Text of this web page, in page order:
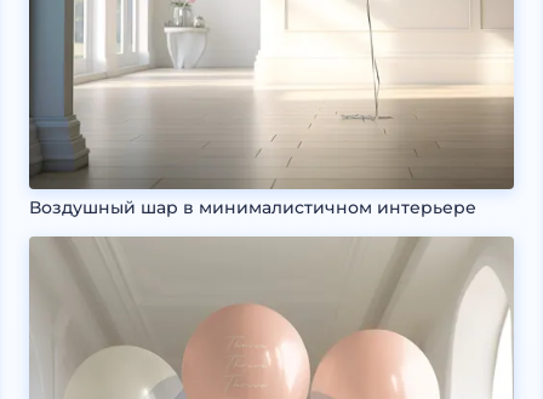
Воздушный шар в минималистичном интерьере